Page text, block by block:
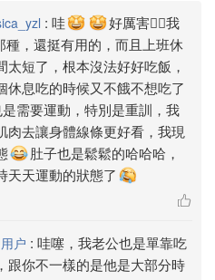
上班的時候是115磅，上了
間，但我懷疑是掉肌肉，因為
的頻率，少到哭。
，上班反而不餓，下班的時
吃完回家就睡，胖了10磅
我看到體重漲了立刻就停了🤣
上班中間吃一點，這樣下了班
了，之前一餐我可以吃很多
: 哇
好厲害👍🏻我
種，還挺有用的，而且上班休
太短了，根本沒法好好吃飯，
休息吃的時候又不餓不想吃了
需要運動，特別是重訓，我
肉去讓身體線條更好看，我現
肚子也是鬆鬆的哈哈哈，
天天運動的狀態了
户 : 哇噻，我老公也是單靠吃
跟你不一樣的是他是大部分時